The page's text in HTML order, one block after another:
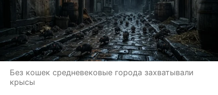
Без кошек средневековые города захватывали
крысы